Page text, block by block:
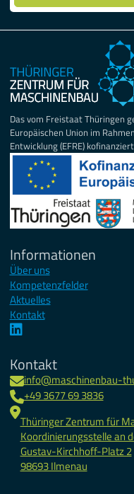
Das vom Freistaat Thüringen
Europäischen Union im
Entwicklung (EFRE)
Informationen
Über uns
Kompetenzfelder
Aktuelles
Kontakt
Kontakt
info@maschinenbau-
+49 3677 69 3836
Thüringer Zentrum für
Koordinierungsstelle an
Gustav-Kirchhoff-Platz 2
98693 Ilmenau